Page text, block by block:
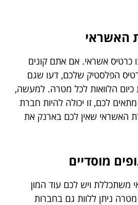
האשראי
כרטיס אשראי. אם אתם קונים
הפלסטיק שלכם, דעו שגם
כיום הלוואות לכל מטרה. למעשה,
לכם, זו יכולה להיות חברת
האשראי שאין לכם בארנק את
מוסדיים
ויש לכם עוד המון
ניתן ללוות גם בחברות